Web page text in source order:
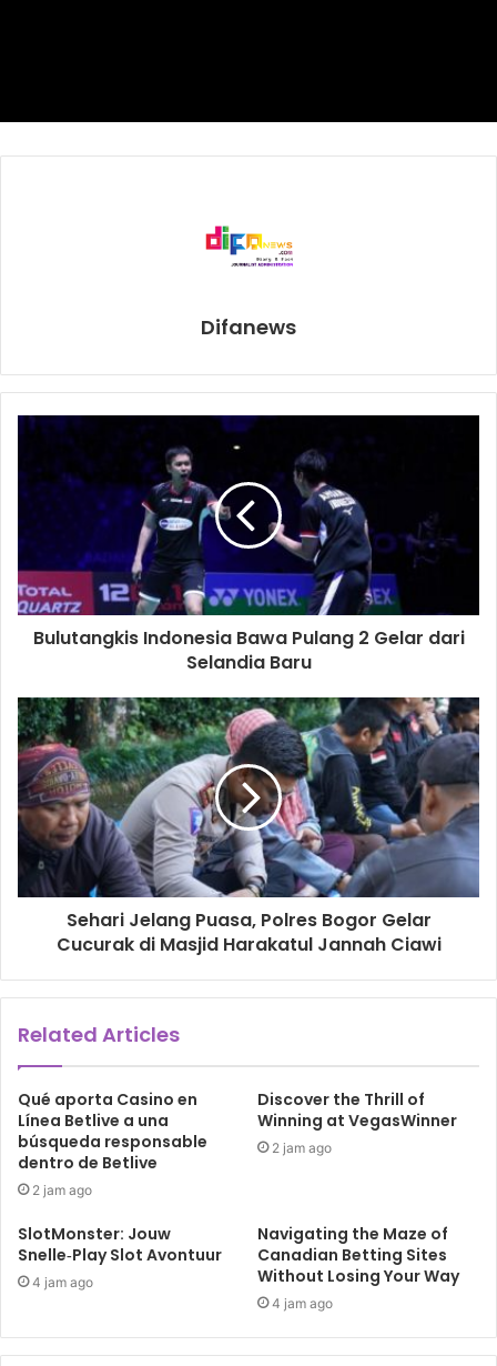
Difanews
Bulutangkis Indonesia Bawa Pulang 2 Gelar dari
Selandia Baru
Sehari Jelang Puasa, Polres Bogor Gelar
Cucurak di Masjid Harakatul Jannah Ciawi
Related Articles
Qué aporta Casino en
Línea Betlive a una
búsqueda responsable
dentro de Betlive
2 jam ago
Discover the Thrill of
Winning at VegasWinner
2 jam ago
SlotMonster: Jouw
Snelle‑Play Slot Avontuur
4 jam ago
Navigating the Maze of
Canadian Betting Sites
Without Losing Your Way
4 jam ago